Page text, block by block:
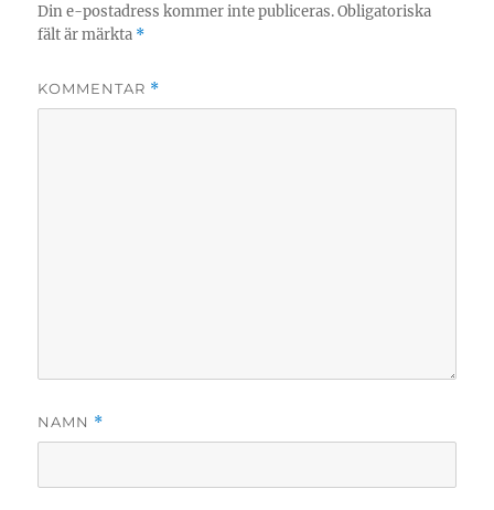
Din e-postadress kommer inte publiceras. Obligatoriska
fält är märkta *
KOMMENTAR *
NAMN *